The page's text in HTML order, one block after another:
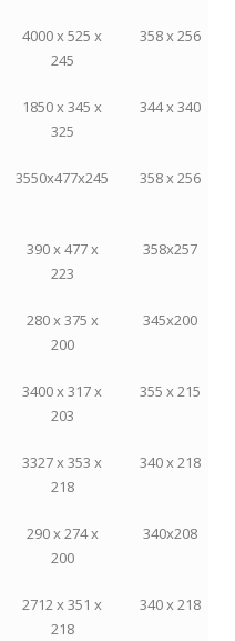
4000 x 525 x
245
358 x 256
1850 x 345 x
325
344 x 340
3550x477x245 358 x 256
390 x 477 x
223
358x257
280 x 375 x
200
345x200
3400 x 317 x
203
355 x 215
3327 x 353 x
218
340 x 218
290 x 274 x
200
340x208
2712 x 351 x
218
340 x 218